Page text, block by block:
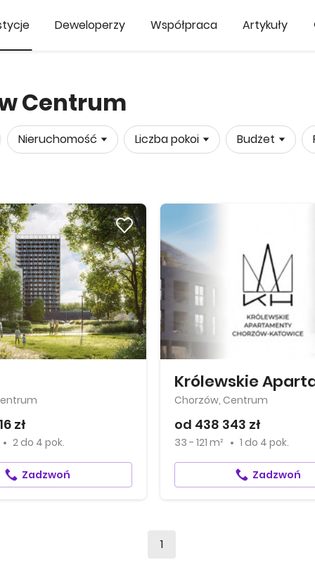
Deweloperzy Współpraca Artykuły
Centrum
Nieruchomość Liczba pokoi Budżet
zł
2do 4 pok.
Zadzwoń
Chorzów, Centrum
od 438 343 zł
33 - 121 m² 1 do 4 pok.
Zadzwoń
1